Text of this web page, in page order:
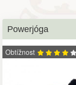
Powerjóga
Obtížnost